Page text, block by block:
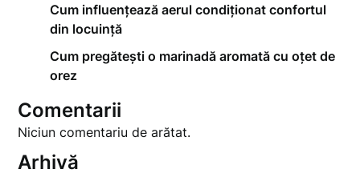
Cum influențează aerul condiționat confortul
din locuință
Cum pregătești o marinadă aromată cu oțet de
orez
Comentarii
Niciun comentariu de arătat.
Arhivă